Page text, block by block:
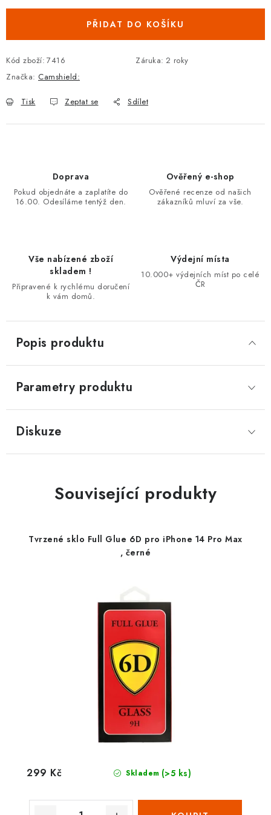
PŘIDAT DO KOŠÍKU
Kód zboží: 7416 Záruka: 2 roky
Značka: Camshield:
Tisk Zeptat se Sdílet
Doprava
Pokud objednáte a zaplatíte do
16.00. Odesíláme tentýž den.
Ověřený e-shop
Ověřené recenze od našich
zákazníků mluví za vše.
Vše nabízené zboží
skladem !
Připravené k rychlému doručení
k vám domů.
Výdejní místa
10.000+ výdejních míst po celé
ČR
Popis produktu
Parametry produktu
Diskuze
Související produkty
Tvrzené sklo Full Glue 6D pro iPhone 14 Pro Max
, černé
Skladem (>5 ks)
299 Kč